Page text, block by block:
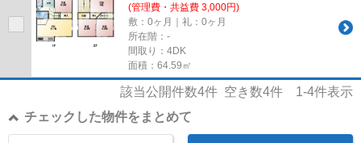
(管理費・共益費 3,000円)
敷：0ヶ月｜礼：0ヶ月
所在階：-
間取り：4DK
面積：64.59㎡
該当公開件数4件 空き数4件 1-4件表示
チェックした物件をまとめて